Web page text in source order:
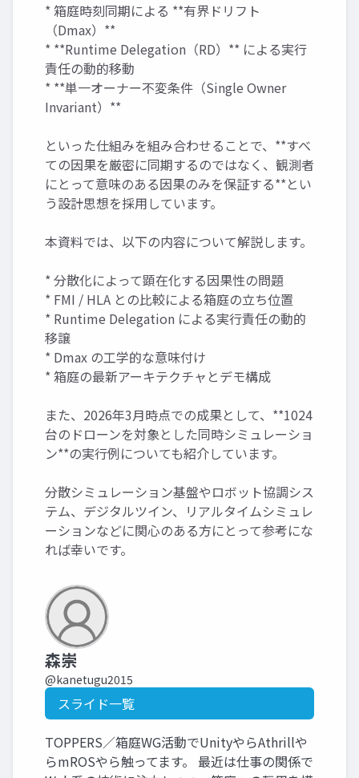
* 箱庭時刻同期による **有界ドリフト
（Dmax）**
* **Runtime Delegation（RD）** による実行
責任の動的移動
* **単一オーナー不変条件（Single Owner
Invariant）**
といった仕組みを組み合わせることで、**すべ
ての因果を厳密に同期するのではなく、観測者
にとって意味のある因果のみを保証する**とい
う設計思想を採用しています。
本資料では、以下の内容について解説します。
* 分散化によって顕在化する因果性の問題
* FMI / HLA との比較による箱庭の立ち位置
* Runtime Delegation による実行責任の動的
移譲
* Dmax の工学的な意味付け
* 箱庭の最新アーキテクチャとデモ構成
また、2026年3月時点での成果として、**1024
台のドローンを対象とした同時シミュレーショ
ン**の実行例についても紹介しています。
分散シミュレーション基盤やロボット協調シス
テム、デジタルツイン、リアルタイムシミュレ
ーションなどに関心のある方にとって参考にな
れば幸いです。
森崇
@kanetugu2015
スライド一覧
TOPPERS／箱庭WG活動でUnityやらAthrillや
らmROSやら触ってます。 最近は仕事の関係で